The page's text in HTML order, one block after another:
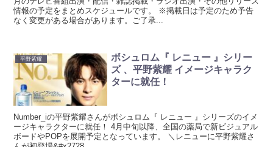
情報の予定をまとめスケジュールです。 ※掲載日は予定のため予告
なく変更がある場合があります。ご了承...
平野紫耀
ボシュロム『 レニュー 』シリー
ズ 、平野紫耀 イメージキャラク
ターに就任！
Number_iの平野紫耀さんがボシュロム『 レニュー 』シリーズのイメ
ージキャラクターに就任！ 4月中旬以降、全国の薬局で新ビジュアル
ボードやPOPを展開予定となっています。 ＼レニューに平野紫耀さ